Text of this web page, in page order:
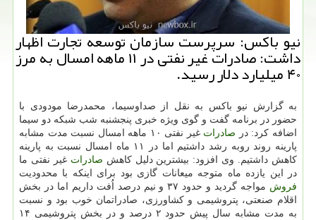
نیو باكس: سرپرست سازمان توسعه تجارت اظهار
داشت: صادرات غیر نفتی در ۱۱ ماهه امسال به مرز
۴۰ میلیارد دلار رسید.
به گزارش نیو باكس به نقل از صداوسیما، محمدرضا مودودی با
حضور در برنامه گفت و گوی ویژه خبری پنجشنبه شب شبكه دو سیما
اضافه كرد: در صادرات
غیر نفتی ۱۰ ماهه امسال نسبت مدت مشابه
پارینه روند روبه رشد داشتیم اما در ۱۱ ماه امسال نسبت به پارینه
كاهش داشتیم. وی افزود: بیشترین دلیل كاهش صادرات غیر نفتی ما
در این یازده ماه متوجه میعانات گازی بود برای اینكه با محدودیت
فروش
مواجه گردید و حدود ۳۷ و نیم درصد اُفت داریم اما در بخش
اقلام صنعتی، پتروشیمی و كشاورزی، صادراتمان خوب بود و نسبت
به مدت مشابه سال پیش حدود ۲ درصد و در بخش پتروشیمی ۱۴